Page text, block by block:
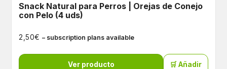
Snack Natural para Perros | Orejas de Conejo
con Pelo (4 uds)
2,50€ – subscription plans available
Ver producto 🛒 Añadir